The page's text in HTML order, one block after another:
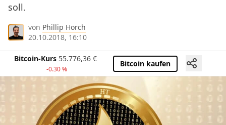
soll.
von Phillip Horch
20.10.2018, 16:10
Bitcoin-Kurs 55.776,36 €
-0.30 %
Bitcoin kaufen